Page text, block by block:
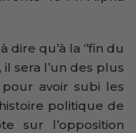
qu’à la ‘’fin du
sera l’un des plus
avoir subi les
politique de
sur l’opposition